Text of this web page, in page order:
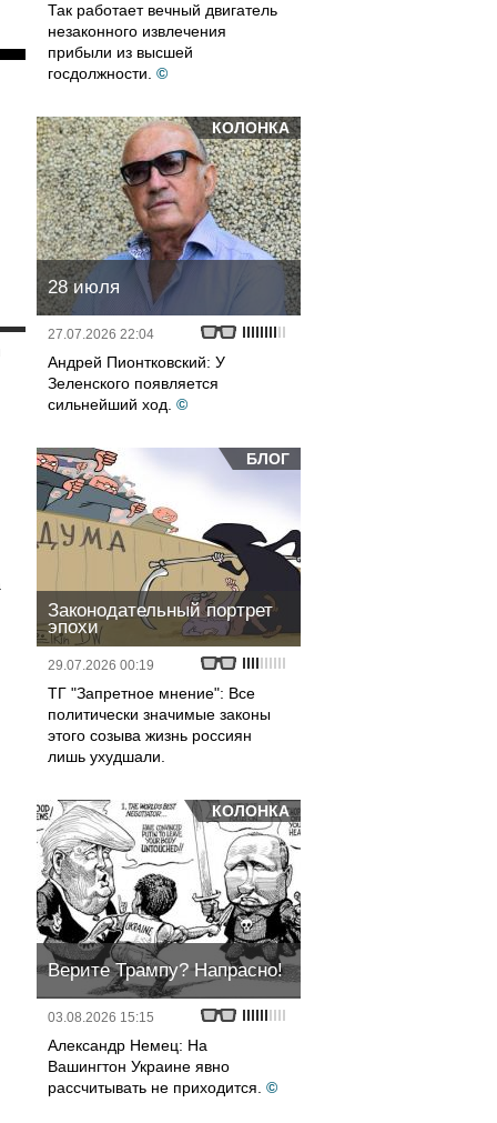
Так работает вечный двигатель
незаконного извлечения
прибыли из высшей
госдолжности. ©
КОЛОНКА
28 июля
27.07.2026 22:04
Андрей Пионтковский: У
Зеленского появляется
сильнейший ход. ©
БЛОГ
Законодательный портрет
эпохи
29.07.2026 00:19
ТГ "Запретное мнение": Все
политически значимые законы
этого созыва жизнь россиян
лишь ухудшали.
КОЛОНКА
Верите Трампу? Напрасно!
03.08.2026 15:15
Александр Немец: На
Вашингтон Украине явно
рассчитывать не приходится. ©